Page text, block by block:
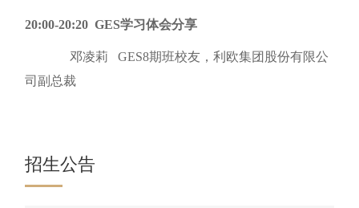
20:00-20:20 GES学习体会分享
邓凌莉 GES8期班校友，利欧集团股份有限公
司副总裁
招生公告